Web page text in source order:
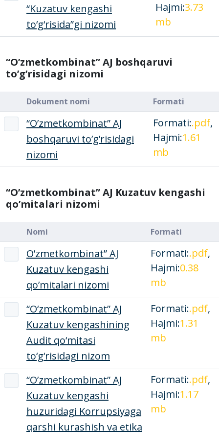
“Kuzatuv kengashi
to‘g‘risida”gi nizomi
Hajmi:3.73
mb
“O’zmetkombinat” AJ boshqaruvi
to’g’risidagi nizomi
Dokument nomi Formati
“O’zmetkombinat” AJ
boshqaruvi to’g’risidagi
nizomi
Formati:.pdf,
Hajmi:1.61
mb
“O’zmetkombinat” AJ Kuzatuv kengashi
qo’mitalari nizomi
Nomi Formati
O’zmetkombinat” AJ
Kuzatuv kengashi
qo’mitalari nizomi
Formati:.pdf,
Hajmi:0.38
mb
“O‘zmetkombinat” AJ
Kuzatuv kengashining
Audit qo‘mitasi
to‘g‘risidagi nizom
Formati:.pdf,
Hajmi:1.31
mb
“O’zmetkombinat” AJ
Kuzatuv kengashi
huzuridagi Korrupsiyaga
qarshi kurashish va etika
Formati:.pdf,
Hajmi:1.17
mb